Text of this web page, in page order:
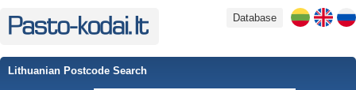
Database
Lithuanian Postcode Search